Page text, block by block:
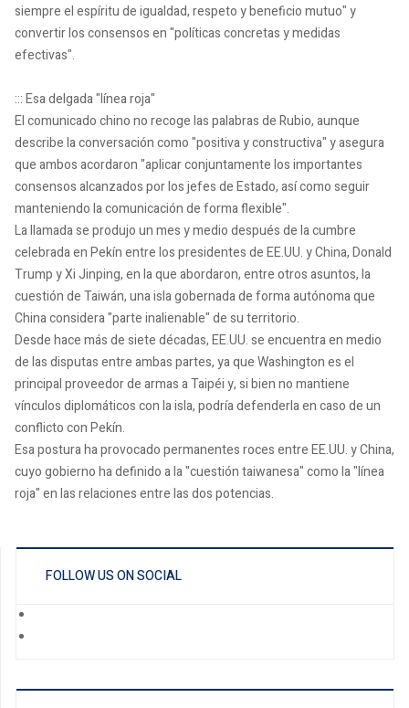
siempre el espíritu de igualdad, respeto y beneficio mutuo" y
convertir los consensos en "políticas concretas y medidas
efectivas".
::: Esa delgada "línea roja"
El comunicado chino no recoge las palabras de Rubio, aunque
describe la conversación como "positiva y constructiva" y asegura
que ambos acordaron "aplicar conjuntamente los importantes
consensos alcanzados por los jefes de Estado, así como seguir
manteniendo la comunicación de forma flexible".
La llamada se produjo un mes y medio después de la cumbre
celebrada en Pekín entre los presidentes de EE.UU. y China, Donald
Trump y Xi Jinping, en la que abordaron, entre otros asuntos, la
cuestión de Taiwán, una isla gobernada de forma autónoma que
China considera "parte inalienable" de su territorio.
Desde hace más de siete décadas, EE.UU. se encuentra en medio
de las disputas entre ambas partes, ya que Washington es el
principal proveedor de armas a Taipéi y, si bien no mantiene
vínculos diplomáticos con la isla, podría defenderla en caso de un
conflicto con Pekín.
Esa postura ha provocado permanentes roces entre EE.UU. y China,
cuyo gobierno ha definido a la "cuestión taiwanesa" como la "línea
roja" en las relaciones entre las dos potencias.
FOLLOW US ON SOCIAL